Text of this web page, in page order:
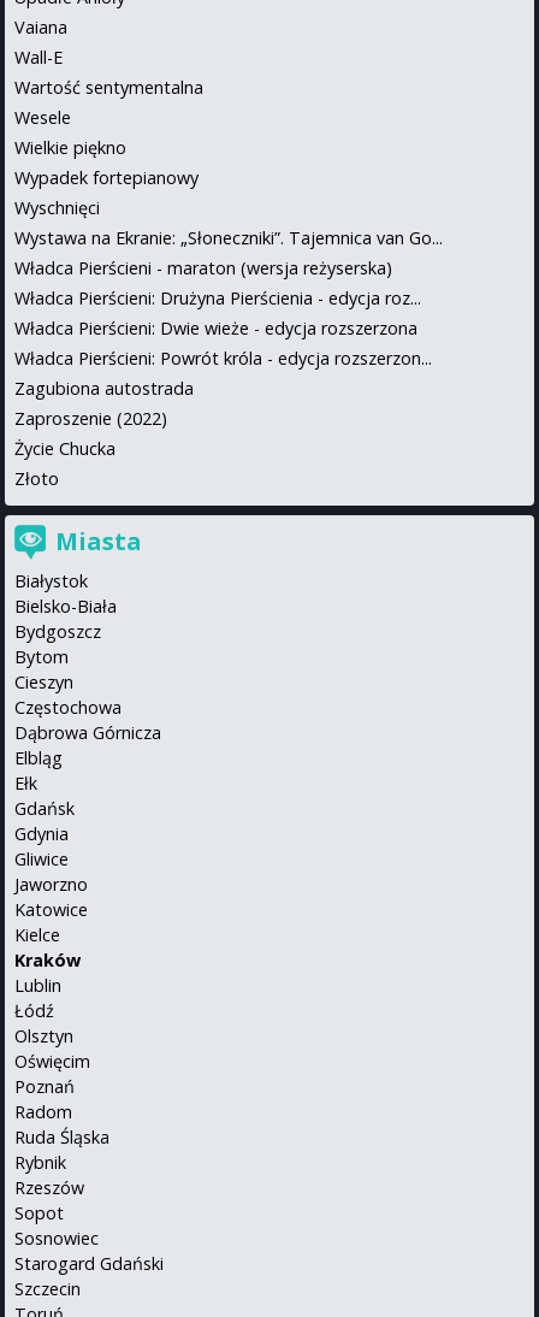
Vaiana
Wall-E
Wartość sentymentalna
Wesele
Wielkie piękno
Wypadek fortepianowy
Wyschnięci
Wystawa na Ekranie: „Słoneczniki”. Tajemnica van Go...
Władca Pierścieni - maraton (wersja reżyserska)
Władca Pierścieni: Drużyna Pierścienia - edycja roz...
Władca Pierścieni: Dwie wieże - edycja rozszerzona
Władca Pierścieni: Powrót króla - edycja rozszerzon...
Zagubiona autostrada
Zaproszenie (2022)
Życie Chucka
Złoto
Miasta
Białystok
Bielsko-Biała
Bydgoszcz
Bytom
Cieszyn
Częstochowa
Dąbrowa Górnicza
Elbląg
Ełk
Gdańsk
Gdynia
Gliwice
Jaworzno
Katowice
Kielce
Kraków
Lublin
Łódź
Olsztyn
Oświęcim
Poznań
Radom
Ruda Śląska
Rybnik
Rzeszów
Sopot
Sosnowiec
Starogard Gdański
Szczecin